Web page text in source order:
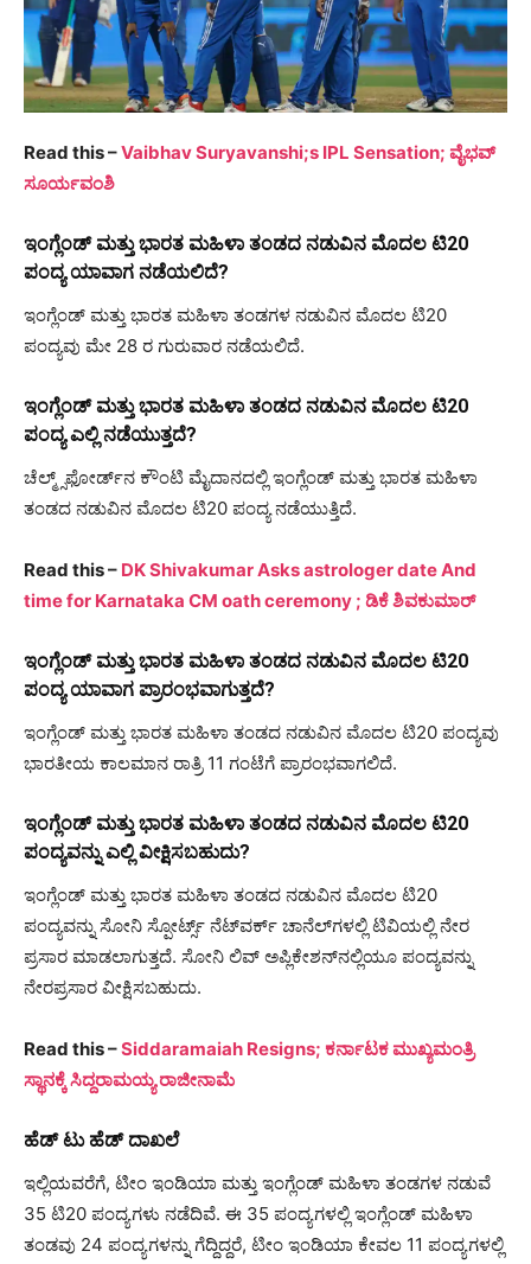
Read this –Vaibhav Suryavanshi;s IPL Sensation; ವೈಭವ್
ಸೂರ್ಯವಂಶಿ
ಇಂಗ್ಲೆಂಡ್ ಮತ್ತು ಭಾರತ ಮಹಿಳಾ ತಂಡದ ನಡುವಿನ ಮೊದಲ ಟಿ20
ಪಂದ್ಯ ಯಾವಾಗ ನಡೆಯಲಿದೆ?
ಇಂಗ್ಲೆಂಡ್ ಮತ್ತು ಭಾರತ ಮಹಿಳಾ ತಂಡಗಳ ನಡುವಿನ ಮೊದಲ ಟಿ20
ಪಂದ್ಯವು ಮೇ 28 ರ ಗುರುವಾರ ನಡೆಯಲಿದೆ.
ಇಂಗ್ಲೆಂಡ್ ಮತ್ತು ಭಾರತ ಮಹಿಳಾ ತಂಡದ ನಡುವಿನ ಮೊದಲ ಟಿ20
ಪಂದ್ಯ ಎಲ್ಲಿ ನಡೆಯುತ್ತದೆ?
ಚೆಲ್ಮ್ಸ್‌ಫೋರ್ಡ್‌ನ ಕೌಂಟಿ ಮೈದಾನದಲ್ಲಿ ಇಂಗ್ಲೆಂಡ್ ಮತ್ತು ಭಾರತ ಮಹಿಳಾ
ತಂಡದ ನಡುವಿನ ಮೊದಲ ಟಿ20 ಪಂದ್ಯ ನಡೆಯುತ್ತಿದೆ.
Read this – DK Shivakumar Asks astrologer date And
time for Karnataka CM oath ceremony ; ಡಿಕೆ ಶಿವಕುಮಾರ್
ಇಂಗ್ಲೆಂಡ್ ಮತ್ತು ಭಾರತ ಮಹಿಳಾ ತಂಡದ ನಡುವಿನ ಮೊದಲ ಟಿ20
ಪಂದ್ಯ ಯಾವಾಗ ಪ್ರಾರಂಭವಾಗುತ್ತದೆ?
ಇಂಗ್ಲೆಂಡ್ ಮತ್ತು ಭಾರತ ಮಹಿಳಾ ತಂಡದ ನಡುವಿನ ಮೊದಲ ಟಿ20 ಪಂದ್ಯವು
ಭಾರತೀಯ ಕಾಲಮಾನ ರಾತ್ರಿ 11 ಗಂಟೆಗೆ ಪ್ರಾರಂಭವಾಗಲಿದೆ.
ಇಂಗ್ಲೆಂಡ್ ಮತ್ತು ಭಾರತ ಮಹಿಳಾ ತಂಡದ ನಡುವಿನ ಮೊದಲ ಟಿ20
ಪಂದ್ಯವನ್ನು ಎಲ್ಲಿ ವೀಕ್ಷಿಸಬಹುದು?
ಇಂಗ್ಲೆಂಡ್ ಮತ್ತು ಭಾರತ ಮಹಿಳಾ ತಂಡದ ನಡುವಿನ ಮೊದಲ ಟಿ20
ಪಂದ್ಯವನ್ನು ಸೋನಿ ಸ್ಪೋರ್ಟ್ಸ್ ನೆಟ್‌ವರ್ಕ್ ಚಾನೆಲ್‌ಗಳಲ್ಲಿ ಟಿವಿಯಲ್ಲಿ ನೇರ
ಪ್ರಸಾರ ಮಾಡಲಾಗುತ್ತದೆ. ಸೋನಿ ಲಿವ್ ಅಪ್ಲಿಕೇಶನ್‌ನಲ್ಲಿಯೂ ಪಂದ್ಯವನ್ನು
ನೇರಪ್ರಸಾರ ವೀಕ್ಷಿಸಬಹುದು.
Read this –Siddaramaiah Resigns; ಕರ್ನಾಟಕ ಮುಖ್ಯಮಂತ್ರಿ
ಸ್ಥಾನಕ್ಕೆ ಸಿದ್ದರಾಮಯ್ಯ ರಾಜೀನಾಮೆ
ಹೆಡ್ ಟು ಹೆಡ್ ದಾಖಲೆ
ಇಲ್ಲಿಯವರೆಗೆ, ಟೀಂ ಇಂಡಿಯಾ ಮತ್ತು ಇಂಗ್ಲೆಂಡ್ ಮಹಿಳಾ ತಂಡಗಳ ನಡುವೆ
35 ಟಿ20 ಪಂದ್ಯಗಳು ನಡೆದಿವೆ. ಈ 35 ಪಂದ್ಯಗಳಲ್ಲಿ ಇಂಗ್ಲೆಂಡ್ ಮಹಿಳಾ
ತಂಡವು 24 ಪಂದ್ಯಗಳನ್ನು ಗೆದ್ದಿದ್ದರೆ, ಟೀಂ ಇಂಡಿಯಾ ಕೇವಲ 11 ಪಂದ್ಯಗಳಲ್ಲಿ